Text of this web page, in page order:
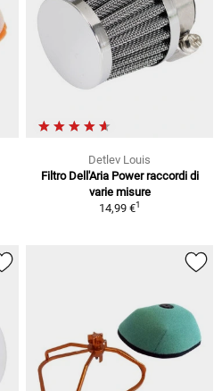
Detlev Louis
Filtro Dell'Aria Power raccordi di
varie misure
14,99 €1